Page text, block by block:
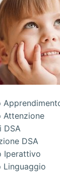
Attenzione
DSA
DSA
Iperattivo
Linguaggio